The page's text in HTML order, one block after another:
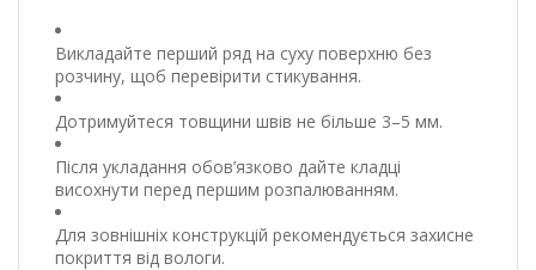
Викладайте перший ряд на суху поверхню без
розчину, щоб перевірити стикування.
Дотримуйтеся товщини швів не більше 3–5 мм.
Після укладання обов’язково дайте кладці
висохнути перед першим розпалюванням.
Для зовнішніх конструкцій рекомендується захисне
покриття від вологи.